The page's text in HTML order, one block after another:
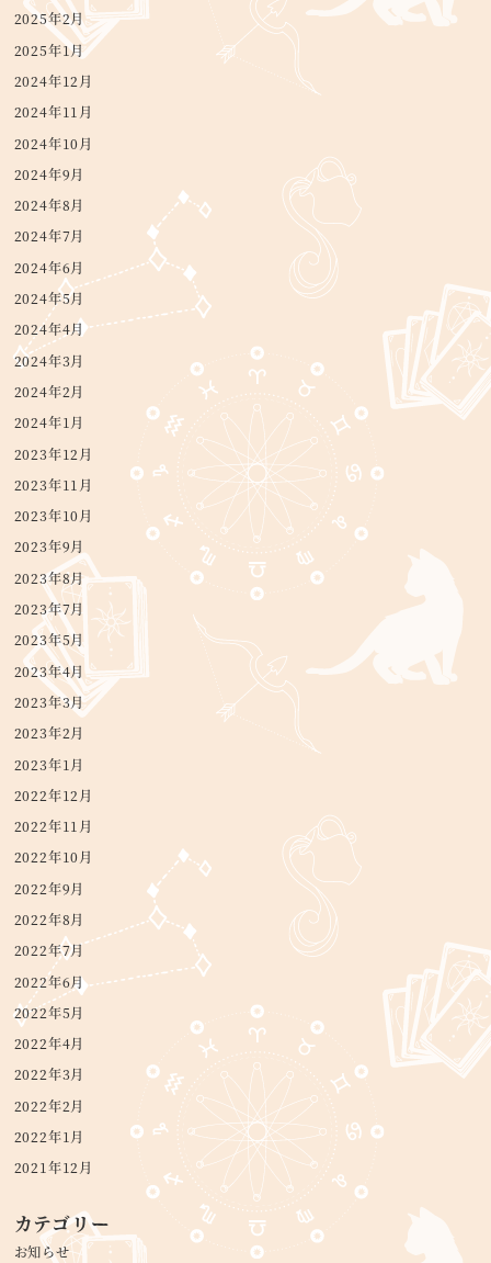
2025年2月
2025年1月
2024年12月
2024年11月
2024年10月
2024年9月
2024年8月
2024年7月
2024年6月
2024年5月
2024年4月
2024年3月
2024年2月
2024年1月
2023年12月
2023年11月
2023年10月
2023年9月
2023年8月
2023年7月
2023年5月
2023年4月
2023年3月
2023年2月
2023年1月
2022年12月
2022年11月
2022年10月
2022年9月
2022年8月
2022年7月
2022年6月
2022年5月
2022年4月
2022年3月
2022年2月
2022年1月
2021年12月
カテゴリー
お知らせ